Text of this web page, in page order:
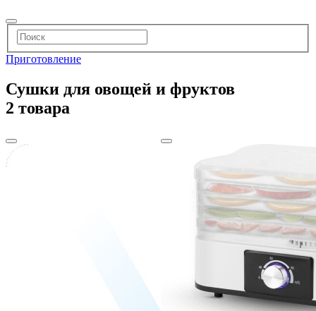
Приготовление
Сушки для овощей и фруктов
2 товара